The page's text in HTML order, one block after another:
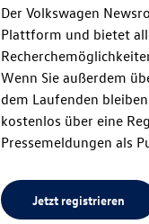
Der Volkswagen
Plattform und bietet
Wenn Sie außerdem
dem Laufenden
kostenlos über eine
Pressemeldungen als
Jetzt registrieren